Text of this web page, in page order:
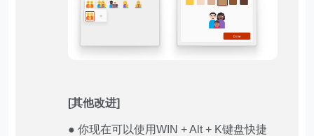
[其他改进]
● 你现在可以使用WIN + Alt + K键盘快捷